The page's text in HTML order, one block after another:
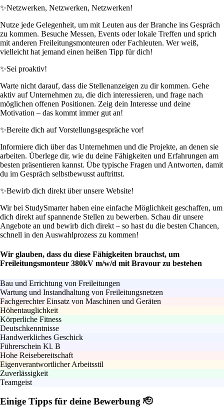
✨Netzwerken, Netzwerken, Netzwerken!
Nutze jede Gelegenheit, um mit Leuten aus der Branche ins Gespräch
zu kommen. Besuche Messen, Events oder lokale Treffen und sprich
mit anderen Freileitungsmonteuren oder Fachleuten. Wer weiß,
vielleicht hat jemand einen heißen Tipp für dich!
✨Sei proaktiv!
Warte nicht darauf, dass die Stellenanzeigen zu dir kommen. Gehe
aktiv auf Unternehmen zu, die dich interessieren, und frage nach
möglichen offenen Positionen. Zeig dein Interesse und deine
Motivation – das kommt immer gut an!
✨Bereite dich auf Vorstellungsgespräche vor!
Informiere dich über das Unternehmen und die Projekte, an denen sie
arbeiten. Überlege dir, wie du deine Fähigkeiten und Erfahrungen am
besten präsentieren kannst. Übe typische Fragen und Antworten, damit
du im Gespräch selbstbewusst auftrittst.
✨Bewirb dich direkt über unsere Website!
Wir bei StudySmarter haben eine einfache Möglichkeit geschaffen, um
dich direkt auf spannende Stellen zu bewerben. Schau dir unsere
Angebote an und bewirb dich direkt – so hast du die besten Chancen,
schnell in den Auswahlprozess zu kommen!
Wir glauben, dass du diese Fähigkeiten brauchst, um
Freileitungsmonteur 380kV m/w/d mit Bravour zu bestehen
Bau und Errichtung von Freileitungen
Wartung und Instandhaltung von Freileitungsnetzen
Fachgerechter Einsatz von Maschinen und Geräten
Höhentauglichkeit
Körperliche Fitness
Deutschkenntnisse
Handwerkliches Geschick
Führerschein Kl. B
Hohe Reisebereitschaft
Eigenverantwortlicher Arbeitsstil
Zuverlässigkeit
Teamgeist
Einige Tipps für deine Bewerbung 🫡